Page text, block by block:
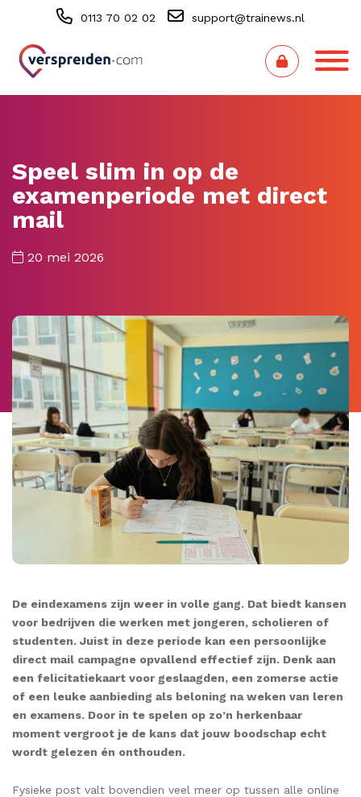
0113 70 02 02 support@trainews.nl
Speel slim in op de
examenperiode met direct
mail
20 mei 2026
De eindexamens zijn weer in volle gang. Dat biedt kansen
voor bedrijven die werken met jongeren, scholieren of
studenten. Juist in deze periode kan een persoonlijke
direct mail campagne opvallend effectief zijn. Denk aan
een felicitatiekaart voor geslaagden, een zomerse actie
of een leuke aanbieding als beloning na weken van leren
en examens. Door in te spelen op zo’n herkenbaar
moment vergroot je de kans dat jouw boodschap echt
wordt gelezen én onthouden.
Fysieke post valt bovendien veel meer op tussen alle online